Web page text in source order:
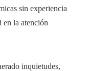
sin experiencia
en la atención
inquietudes,